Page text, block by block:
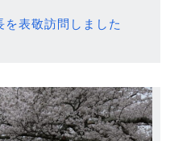
表敬訪問しました